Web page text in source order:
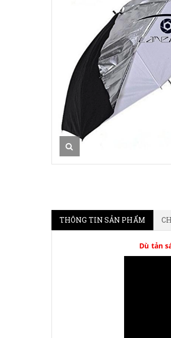
THÔNG TIN SẢN PHẨM
Dù tản